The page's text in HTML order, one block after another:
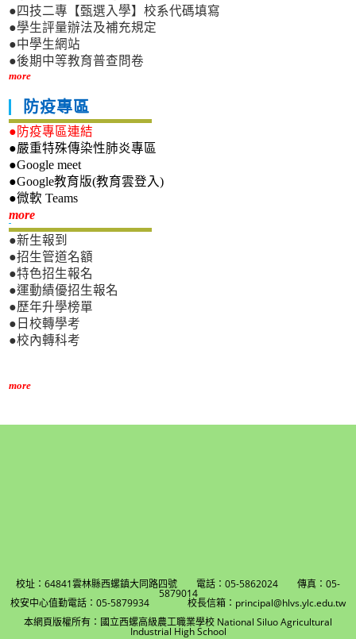
●四技二專【甄選入學】校系代碼填寫
●學生評量辦法及補充規定
●中學生網站
●後期中等教育普查問卷
more
防疫專區
●防疫專區連結
●嚴重特殊傳染性肺炎專區
●Google meet
●Google教育版(教育雲登入)
●微軟 Teams
more新生專區
●新生報到
●招生管道名額
●特色招生報名
●運動績優招生報名
●歷年升學榜單
●日校轉學考
●校內轉科考
more
校址：64841雲林縣西螺鎮大同路四號 電話：05-5862024 傳真：05-
5879014
校安中心值勤電話：05-5879934 校長信箱：principal@hlvs.ylc.edu.tw
本網頁版權所有：國立西螺高級農工職業學校 National Siluo Agricultural
Industrial High School